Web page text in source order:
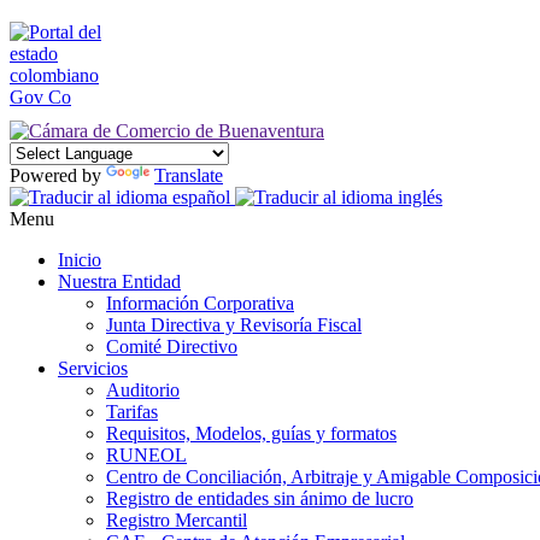
Powered by Translate
Menu
Inicio
Nuestra Entidad
Información Corporativa
Junta Directiva y Revisoría Fiscal
Comité Directivo
Servicios
Auditorio
Tarifas
Requisitos, Modelos, guías y formatos
RUNEOL
Centro de Conciliación, Arbitraje y Amigable
Registro de entidades sin ánimo de lucro
Registro Mercantil